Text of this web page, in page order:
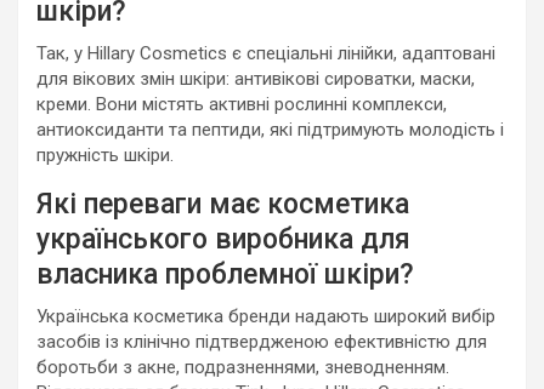
шкіри?
Так, у Hillary Cosmetics є спеціальні лінійки, адаптовані
для вікових змін шкіри: антивікові сироватки, маски,
креми. Вони містять активні рослинні комплекси,
антиоксиданти та пептиди, які підтримують молодість і
пружність шкіри.
Які переваги має косметика
українського виробника для
власника проблемної шкіри?
Українська косметика бренди надають широкий вибір
засобів із клінічно підтвердженою ефективністю для
боротьби з акне, подразненнями, зневодненням.